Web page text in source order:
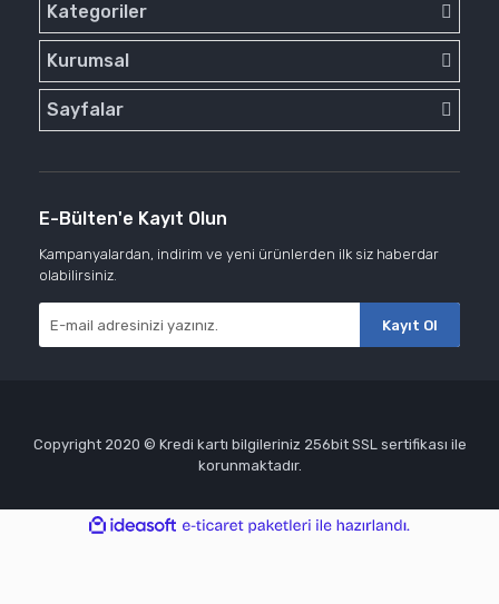
Kategoriler
Kurumsal
Sayfalar
E-Bülten'e Kayıt Olun
Kampanyalardan, indirim ve yeni ürünlerden ilk siz haberdar
olabilirsiniz.
Kayıt Ol
Copyright 2020 © Kredi kartı bilgileriniz 256bit SSL sertifikası ile
korunmaktadır.
ideasoft
e-